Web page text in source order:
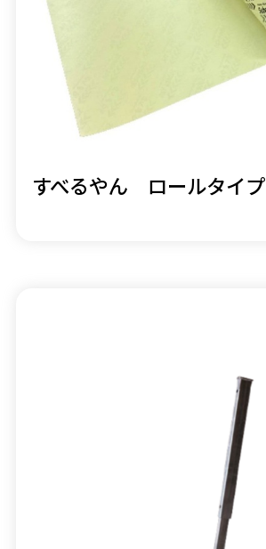
すべるやん ロールタイプ